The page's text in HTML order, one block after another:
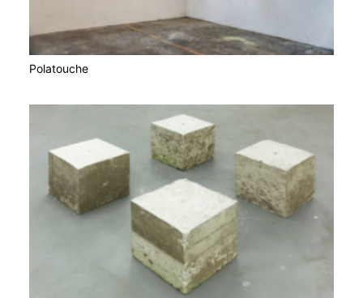
Polatouche